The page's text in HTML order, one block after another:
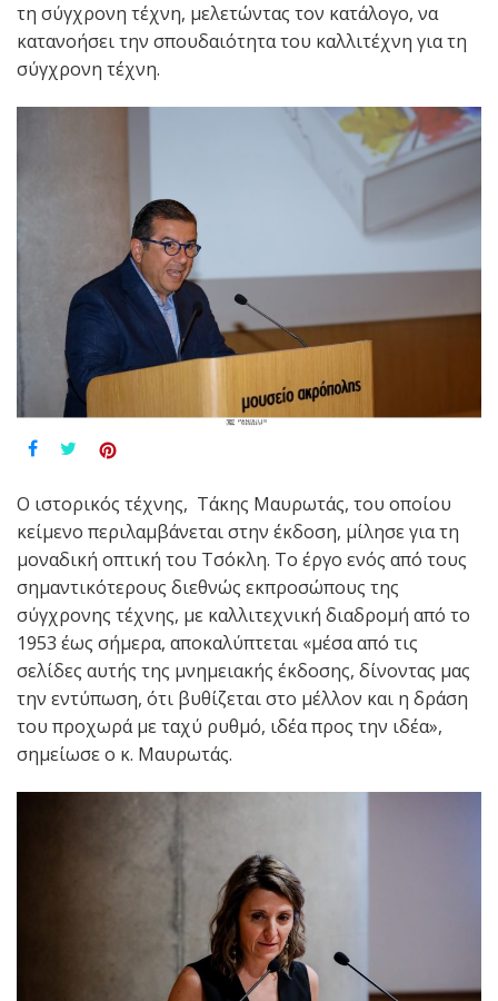
τη σύγχρονη τέχνη, μελετώντας τον κατάλογο, να
κατανοήσει την σπουδαιότητα του καλλιτέχνη για τη
σύγχρονη τέχνη.
Ο ιστορικός τέχνης, Τάκης Μαυρωτάς, του οποίου
κείμενο περιλαμβάνεται στην έκδοση, μίλησε για τη
μοναδική οπτική του Τσόκλη. Το έργο ενός από τους
σημαντικότερους διεθνώς εκπροσώπους της
σύγχρονης τέχνης, με καλλιτεχνική διαδρομή από το
1953 έως σήμερα, αποκαλύπτεται «μέσα από τις
σελίδες αυτής της μνημειακής έκδοσης, δίνοντας μας
την εντύπωση, ότι βυθίζεται στο μέλλον και η δράση
του προχωρά με ταχύ ρυθμό, ιδέα προς την ιδέα»,
σημείωσε ο κ. Μαυρωτάς.